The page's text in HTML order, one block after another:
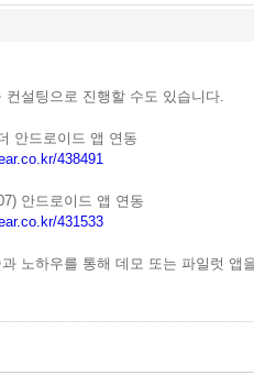
컨설팅으로 진행할 수도 있습니다.
안드로이드 앱 연동
438491
안드로이드 앱 연동
431533
노하우를 통해 데모 또는 파일럿 앱